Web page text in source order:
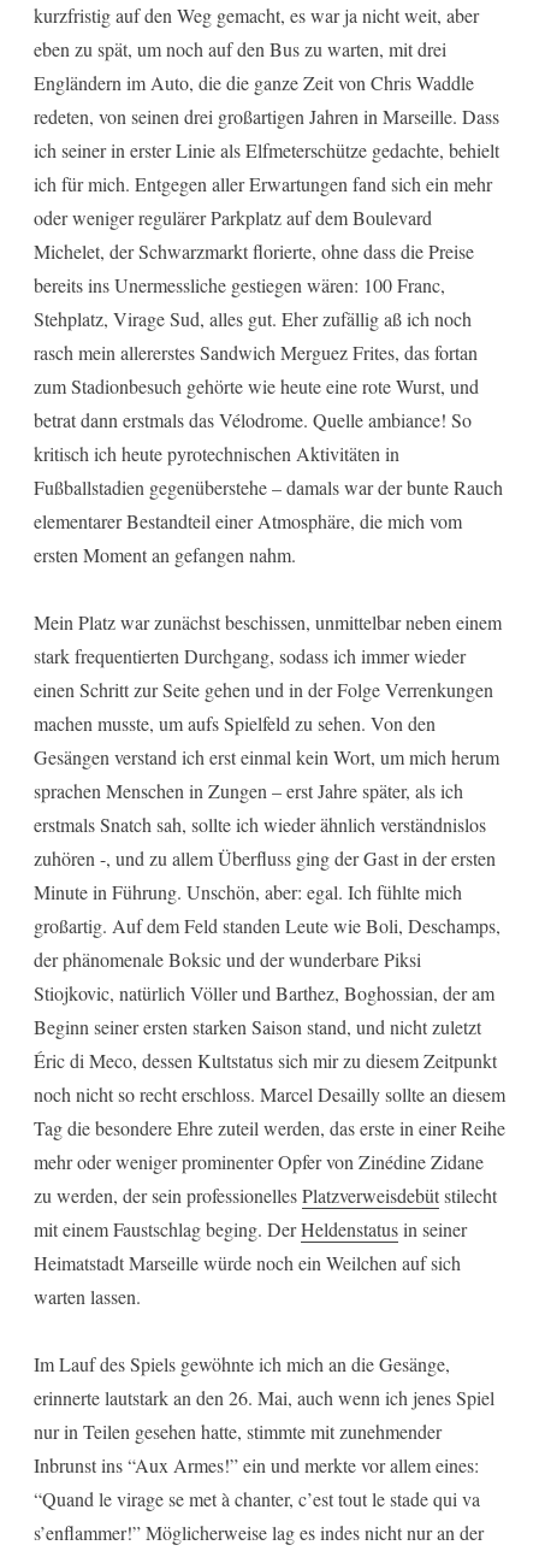
kurzfristig auf den Weg gemacht, es war ja nicht weit, aber
eben zu spät, um noch auf den Bus zu warten, mit drei
Engländern im Auto, die die ganze Zeit von Chris Waddle
redeten, von seinen drei großartigen Jahren in Marseille. Dass
ich seiner in erster Linie als Elfmeterschütze gedachte, behielt
ich für mich. Entgegen aller Erwartungen fand sich ein mehr
oder weniger regulärer Parkplatz auf dem Boulevard
Michelet, der Schwarzmarkt florierte, ohne dass die Preise
bereits ins Unermessliche gestiegen wären: 100 Franc,
Stehplatz, Virage Sud, alles gut. Eher zufällig aß ich noch
rasch mein allererstes Sandwich Merguez Frites, das fortan
zum Stadionbesuch gehörte wie heute eine rote Wurst, und
betrat dann erstmals das Vélodrome. Quelle ambiance! So
kritisch ich heute pyrotechnischen Aktivitäten in
Fußballstadien gegenüberstehe – damals war der bunte Rauch
elementarer Bestandteil einer Atmosphäre, die mich vom
ersten Moment an gefangen nahm.
Mein Platz war zunächst beschissen, unmittelbar neben einem
stark frequentierten Durchgang, sodass ich immer wieder
einen Schritt zur Seite gehen und in der Folge Verrenkungen
machen musste, um aufs Spielfeld zu sehen. Von den
Gesängen verstand ich erst einmal kein Wort, um mich herum
sprachen Menschen in Zungen – erst Jahre später, als ich
erstmals Snatch sah, sollte ich wieder ähnlich verständnislos
zuhören -, und zu allem Überfluss ging der Gast in der ersten
Minute in Führung. Unschön, aber: egal. Ich fühlte mich
großartig. Auf dem Feld standen Leute wie Boli, Deschamps,
der phänomenale Boksic und der wunderbare Piksi
Stiojkovic, natürlich Völler und Barthez, Boghossian, der am
Beginn seiner ersten starken Saison stand, und nicht zuletzt
Éric di Meco, dessen Kultstatus sich mir zu diesem Zeitpunkt
noch nicht so recht erschloss. Marcel Desailly sollte an diesem
Tag die besondere Ehre zuteil werden, das erste in einer Reihe
mehr oder weniger prominenter Opfer von Zinédine Zidane
zu werden, der sein professionellesPlatzverweisdebütstilecht
mit einem Faustschlag beging. DerHeldenstatusin seiner
Heimatstadt Marseille würde noch ein Weilchen auf sich
warten lassen.
Im Lauf des Spiels gewöhnte ich mich an die Gesänge,
erinnerte lautstark an den 26. Mai, auch wenn ich jenes Spiel
nur in Teilen gesehen hatte, stimmte mit zunehmender
Inbrunst ins “Aux Armes!” ein und merkte vor allem eines:
“Quand le virage se met à chanter, c’est tout le stade qui va
s’enflammer!” Möglicherweise lag es indes nicht nur an der